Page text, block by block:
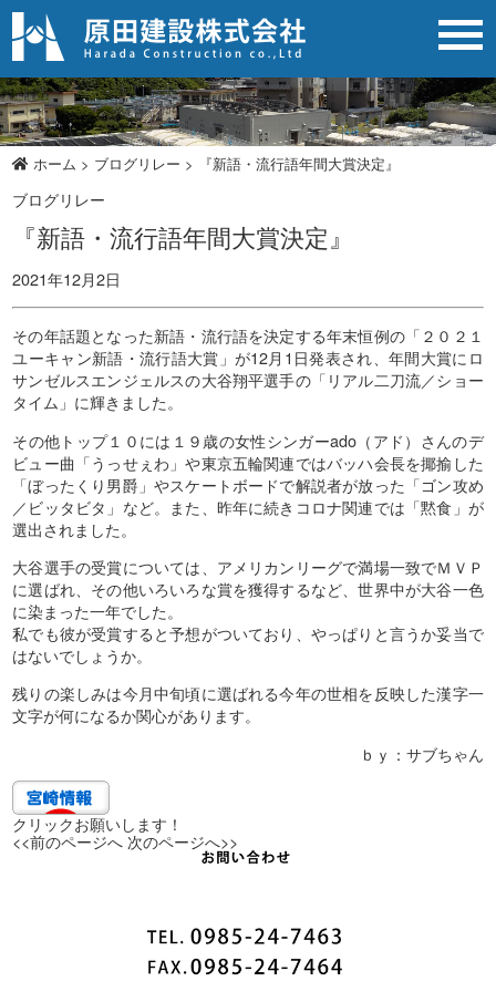
ブログリレー
ホーム > ブログリレー > 『新語・流行語年間大賞決定』
ブログリレー
『新語・流行語年間大賞決定』
2021年12月2日
その年話題となった新語・流行語を決定する年末恒例の「２０２１
ユーキャン新語・流行語大賞」が12月1日発表され、年間大賞にロ
サンゼルスエンジェルスの大谷翔平選手の「リアル二刀流／ショー
タイム」に輝きました。
その他トップ１０には１９歳の女性シンガーado（アド）さんのデ
ビュー曲「うっせぇわ」や東京五輪関連ではバッハ会長を揶揄した
「ぼったくり男爵」やスケートボードで解説者が放った「ゴン攻め
／ビッタビタ」など。また、昨年に続きコロナ関連では「黙食」が
選出されました。
大谷選手の受賞については、アメリカンリーグで満場一致でＭＶＰ
に選ばれ、その他いろいろな賞を獲得するなど、世界中が大谷一色
に染まった一年でした。
私でも彼が受賞すると予想がついており、やっぱりと言うか妥当で
はないでしょうか。
残りの楽しみは今月中旬頃に選ばれる今年の世相を反映した漢字一
文字が何になるか関心があります。
ｂｙ：サブちゃん
クリックお願いします！
<<前のページへ 次のページへ>>